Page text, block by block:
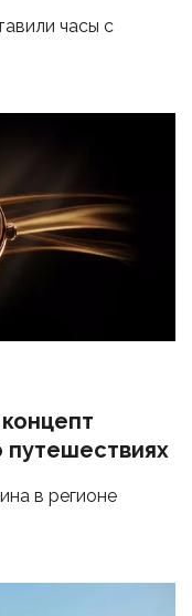
часы с
путешествиях
в регионе